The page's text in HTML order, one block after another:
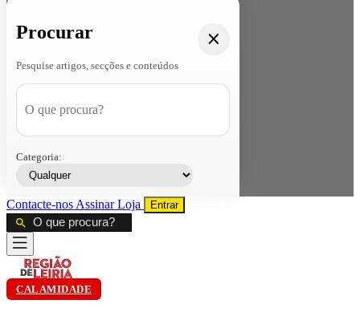
Procurar
Pesquise artigos, secções e conteúdos
Categoria:
Contacte-nos AssinarLoja Entrar
CALAMIDADE